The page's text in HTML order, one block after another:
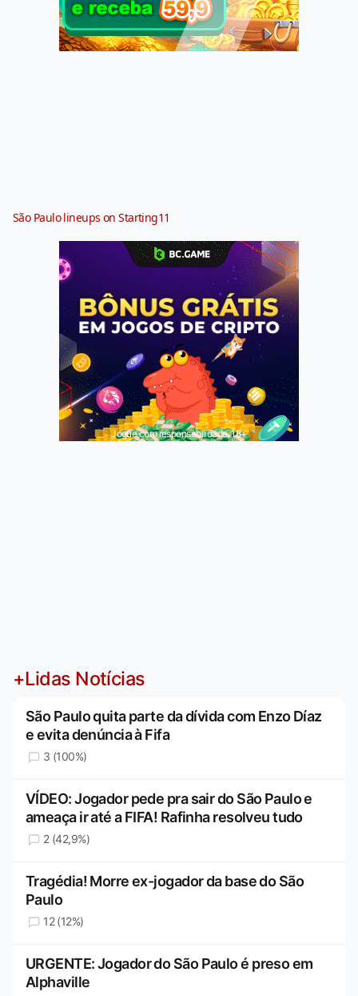
São Paulo lineups on Starting11
Jogue com responsabilidade. 18+
+Lidas Notícias
São Paulo quita parte da dívida com Enzo Díaz
e evita denúncia à Fifa
3 (100%)
VÍDEO: Jogador pede pra sair do São Paulo e
ameaça ir até a FIFA! Rafinha resolveu tudo
2 (42,9%)
Tragédia! Morre ex-jogador da base do São
Paulo
12 (12%)
URGENTE: Jogador do São Paulo é preso em
Alphaville